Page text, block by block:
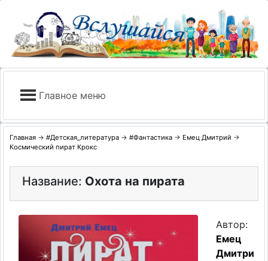
content
Главное меню
Главная → #Детская_литература → #Фантастика → Емец Дмитрий →
Космический пират Крокс
Название: Охота на пирата
Автор:
Емец
Дмитри